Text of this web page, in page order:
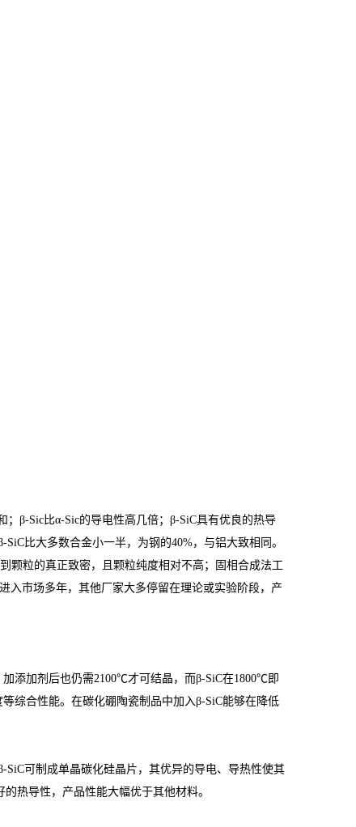
β-Sic比α-Sic的导电性高几倍；β-SiC具有优良的热导
比大多数合金小一半，为钢的40%，与铝大致相同。
颗粒的真正致密，且颗粒纯度相对不高；固相合成法工
入市场多年，其他厂家大多停留在理论或实验阶段，产
添加剂后也仍需2100℃才可结晶，而β-SiC在1800℃即
综合性能。在碳化硼陶瓷制品中加入β-SiC能够在降低
可制成单晶碳化硅晶片，其优异的导电、导热性使其
热导性，产品性能大幅优于其他材料。